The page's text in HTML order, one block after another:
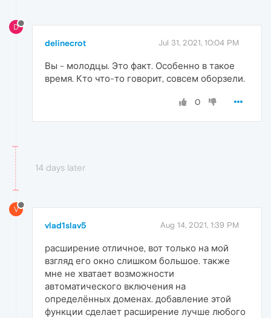
D
delinecrot Jul 31, 2021, 10:04 PM
Вы - молодцы. Это факт. Особенно в такое
время. Кто что-то говорит, совсем оборзели.
0
14 days later
V
vlad1slav5 Aug 14, 2021, 1:39 PM
расширение отличное, вот только на мой
взгляд его окно слишком большое. также
мне не хватает возможности
автоматического включения на
определённых доменах. добавление этой
функции сделает расширение лучше любого